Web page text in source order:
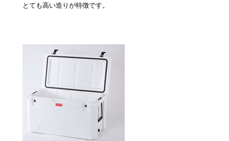
とても高い造りが特徴です。